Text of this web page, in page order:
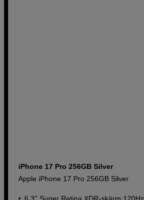
iPhone 17 Pro 256GB Silver
Apple iPhone 17 Pro 256GB Silver
6,3'' Super Retina XDR-skärm 120Hz